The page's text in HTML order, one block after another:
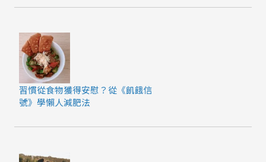
習慣從食物獲得安慰？從《飢餓信
號》學懶人減肥法